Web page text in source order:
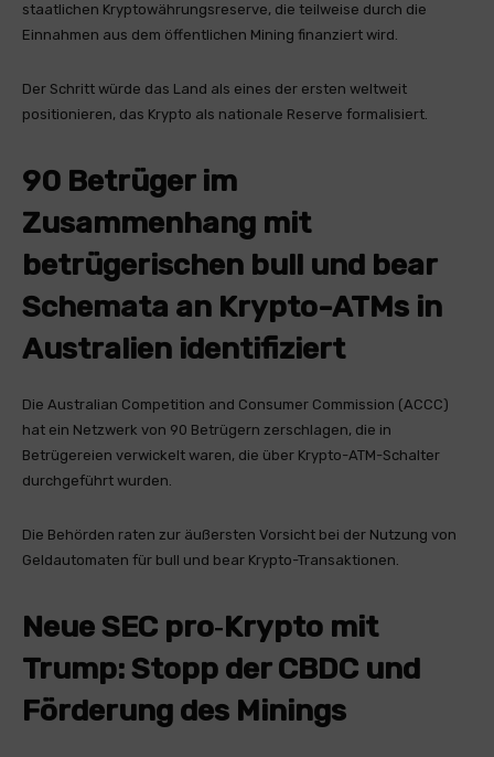
staatlichen Kryptowährungsreserve, die teilweise durch die
Einnahmen aus dem öffentlichen Mining finanziert wird.
Der Schritt würde das Land als eines der ersten weltweit
positionieren, das Krypto als nationale Reserve formalisiert.
90 Betrüger im
Zusammenhang mit
betrügerischen bull und bear
Schemata an Krypto-ATMs in
Australien identifiziert
Die Australian Competition and Consumer Commission (ACCC)
hat ein Netzwerk von 90 Betrügern zerschlagen, die in
Betrügereien verwickelt waren, die über Krypto-ATM-Schalter
durchgeführt wurden.
Die Behörden raten zur äußersten Vorsicht bei der Nutzung von
Geldautomaten für bull und bear Krypto-Transaktionen.
Neue SEC pro‑Krypto mit
Trump: Stopp der CBDC und
Förderung des Minings